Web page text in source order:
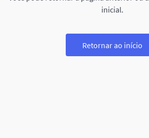
inicial.
Retornar ao início